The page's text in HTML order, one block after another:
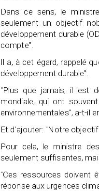
Dans ce sens, le
seulement un objectif
développement durable
compte".
Il a, à cet égard, rappelé
développement durable".
"Plus que jamais, il est
mondiale, qui ont
environnementales", a-t-il
Et d'ajouter: "Notre
Pour cela, le ministre
seulement suffisantes,
"Ces ressources doivent
réponse aux urgences